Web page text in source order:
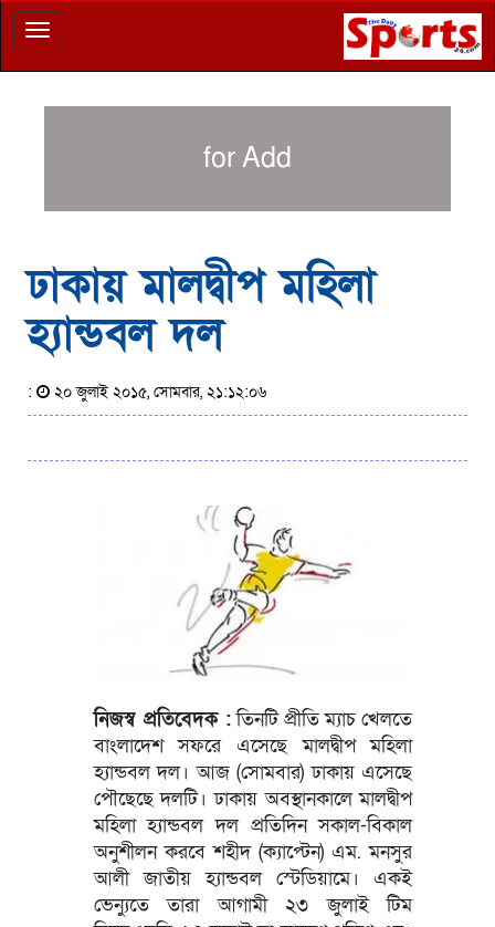
Toggle
navigation
for Add
ঢাকায় মালদ্বীপ মহিলা
হ্যান্ডবল দল
: ২০ জুলাই ২০১৫, সোমবার, ২১:১২:০৬
নিজস্ব প্রতিবেদক :তিনটি প্রীতি ম্যাচ খেলতে
বাংলাদেশ সফরে এসেছে মালদ্বীপ মহিলা
হ্যান্ডবল দল। আজ (সোমবার) ঢাকায় এসেছে
পৌছেছে দলটি। ঢাকায় অবস্থানকালে মালদ্বীপ
মহিলা হ্যান্ডবল দল প্রতিদিন সকাল-বিকাল
অনুশীলন করবে শহীদ (ক্যাপ্টেন) এম. মনসুর
আলী জাতীয় হ্যান্ডবল স্টেডিয়ামে। একই
ভেন্যুতে তারা আগামী ২৩ জুলাই টিম